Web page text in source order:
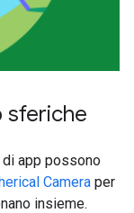
sferiche
app possono
Camera per
insieme.